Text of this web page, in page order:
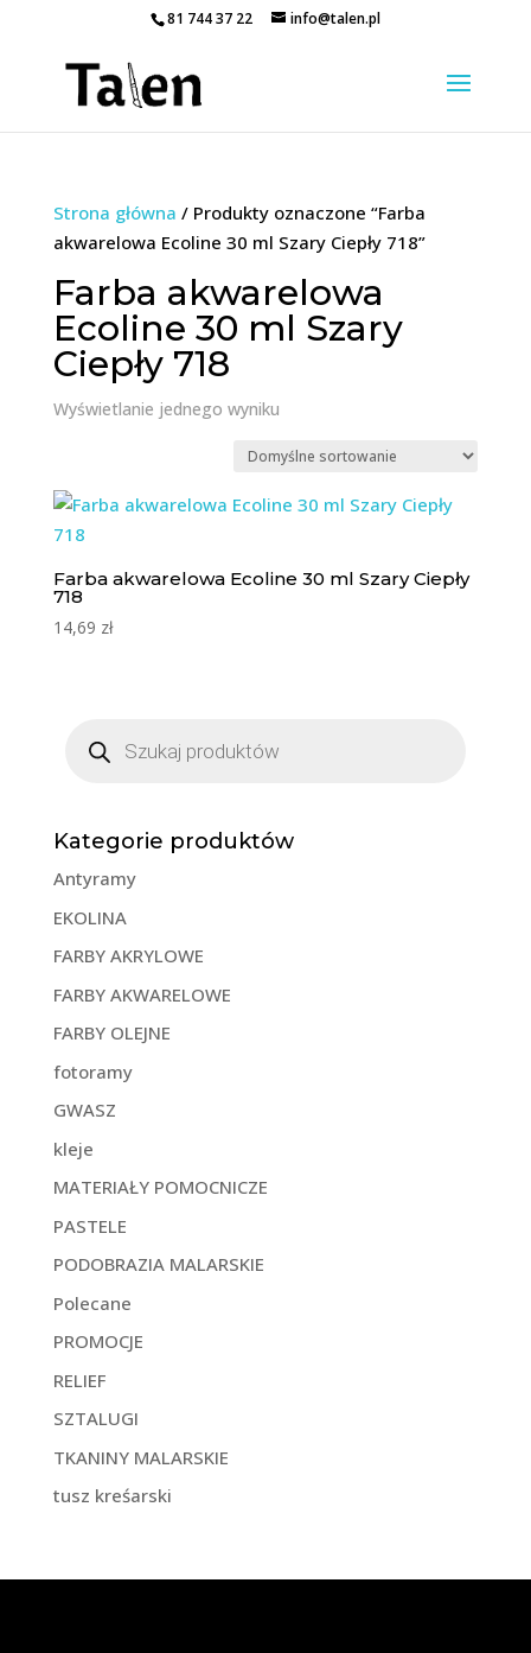
81 744 37 22 info@talen.pl
Strona główna / Produkty oznaczone “Farba
akwarelowa Ecoline 30 ml Szary Ciepły 718”
Farba akwarelowa
Ecoline 30 ml Szary
Ciepły 718
Wyświetlanie jednego wyniku
Farba akwarelowa Ecoline 30 ml Szary Ciepły
718
14,69 zł
produktów
Kategorie produktów
Antyramy
EKOLINA
FARBY AKRYLOWE
FARBY AKWARELOWE
FARBY OLEJNE
fotoramy
GWASZ
kleje
MATERIAŁY POMOCNICZE
PASTELE
PODOBRAZIA MALARSKIE
Polecane
PROMOCJE
RELIEF
SZTALUGI
TKANINY MALARSKIE
tusz kreśarski